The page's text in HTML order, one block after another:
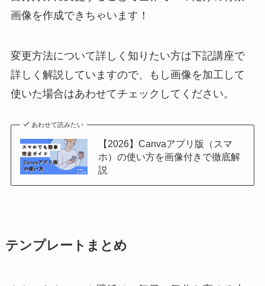
画像を作成できちゃいます！
変更方法について詳しく知りたい方は下記講座で
詳しく解説していますので、もし画像を加工して
使いた場合はあわせてチェックしてください。
あわせて読みたい
【2026】Canvaアプリ版（スマ
ホ）の使い方を画像付きで徹底解
説
テンプレートまとめ